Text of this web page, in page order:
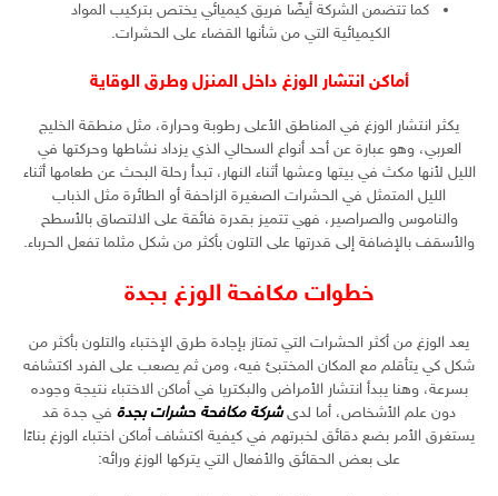
كما تتضمن الشركة أيضًا فريق كيميائي يختص بتركيب المواد
الكيميائية التي من شأنها القضاء على الحشرات.
أماكن انتشار الوزغ داخل المنزل وطرق الوقاية
يكثر انتشار الوزغ في المناطق الأعلى رطوبة وحرارة، مثل منطقة الخليج
العربي، وهو عبارة عن أحد أنواع السحالي الذي يزداد نشاطها وحركتها في
الليل لأنها مكث في بيتها وعشها أثناء النهار، تبدأ رحلة البحث عن طعامها أثناء
الليل المتمثل في الحشرات الصغيرة الزاحفة أو الطائرة مثل الذباب
والناموس والصراصير، فهي تتميز بقدرة فائقة على الالتصاق بالأسطح
والأسقف بالإضافة إلى قدرتها على التلون بأكثر من شكل مثلما تفعل الحرباء.
خطوات مكافحة الوزغ بجدة
يعد الوزغ من أكثر الحشرات التي تمتاز بإجادة طرق الإختباء والتلون بأكثر من
شكل كي يتأقلم مع المكان المختبئ فيه، ومن ثم يصعب على الفرد اكتشافه
بسرعة، وهنا يبدأ انتشار الأمراض والبكتريا في أماكن الاختباء نتيجة وجوده
دون علم الأشخاص، أما لدىشركة مكافحة حشرات بجدة في جدة قد
يستغرق الأمر بضع دقائق لخبرتهم في كيفية اكتشاف أماكن اختباء الوزغ بناءًا
على بعض الحقائق والأفعال التي يتركها الوزغ ورائه: